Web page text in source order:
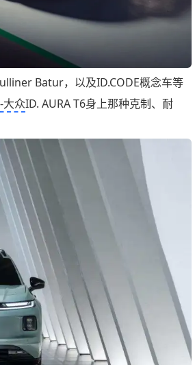
Batur，以及ID.CODE概念车等
大众ID. AURA T6身上那种克制、耐